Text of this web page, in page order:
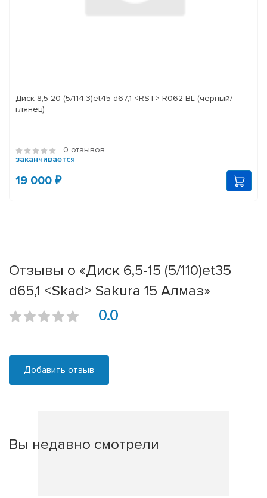
Диск 8,5-20 (5/114,3)et45 d67,1 <RST> R062 BL (черный/
глянец)
0 отзывов
заканчивается
19 000 ₽
Отзывы о «Диск 6,5-15 (5/110)et35
d65,1 <Skad> Sakura 15 Алмаз»
0.0
Добавить отзыв
Вы недавно смотрели